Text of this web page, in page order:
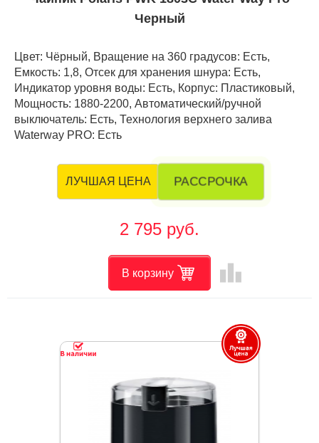
Черный
Цвет: Чёрный, Вращение на 360 градусов: Есть,
Емкость: 1,8, Отсек для хранения шнура: Есть,
Индикатор уровня воды: Есть, Корпус: Пластиковый,
Мощность: 1880-2200, Автоматический/ручной
выключатель: Есть, Технология верхнего залива
Waterway PRO: Есть
ЛУЧШАЯ ЦЕНА РАССРОЧКА
2 795 руб.
В корзину leaderboard